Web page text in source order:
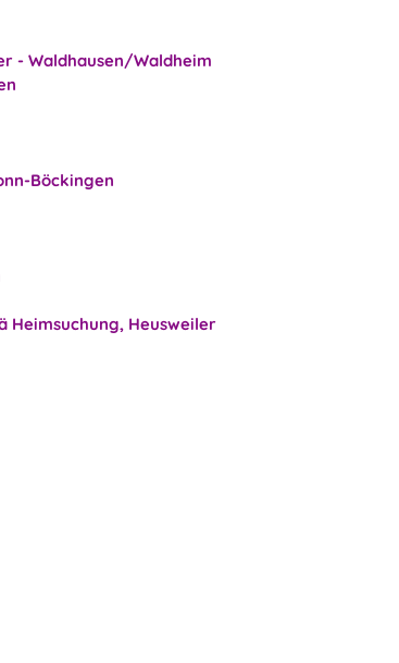
- Waldhausen/Waldheim
Böckingen
Heimsuchung, Heusweiler